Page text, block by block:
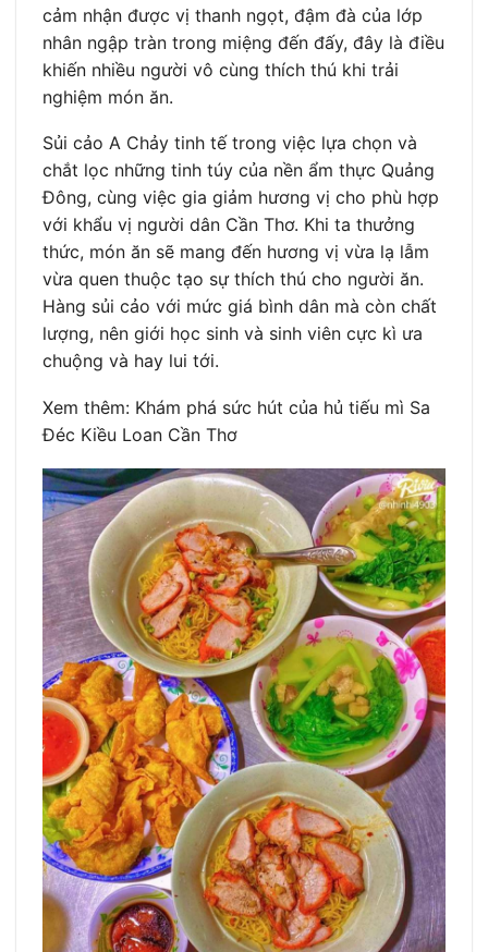
cảm nhận được vị thanh ngọt, đậm đà của lớp
nhân ngập tràn trong miệng đến đấy, đây là điều
khiến nhiều người vô cùng thích thú khi trải
nghiệm món ăn.
Sủi cảo A Chảy tinh tế trong việc lựa chọn và
chắt lọc những tinh túy của nền ẩm thực Quảng
Đông, cùng việc gia giảm hương vị cho phù hợp
với khẩu vị người dân Cần Thơ. Khi ta thưởng
thức, món ăn sẽ mang đến hương vị vừa lạ lẫm
vừa quen thuộc tạo sự thích thú cho người ăn.
Hàng sủi cảo với mức giá bình dân mà còn chất
lượng, nên giới học sinh và sinh viên cực kì ưa
chuộng và hay lui tới.
Xem thêm: Khám phá sức hút của hủ tiếu mì Sa
Đéc Kiều Loan Cần Thơ